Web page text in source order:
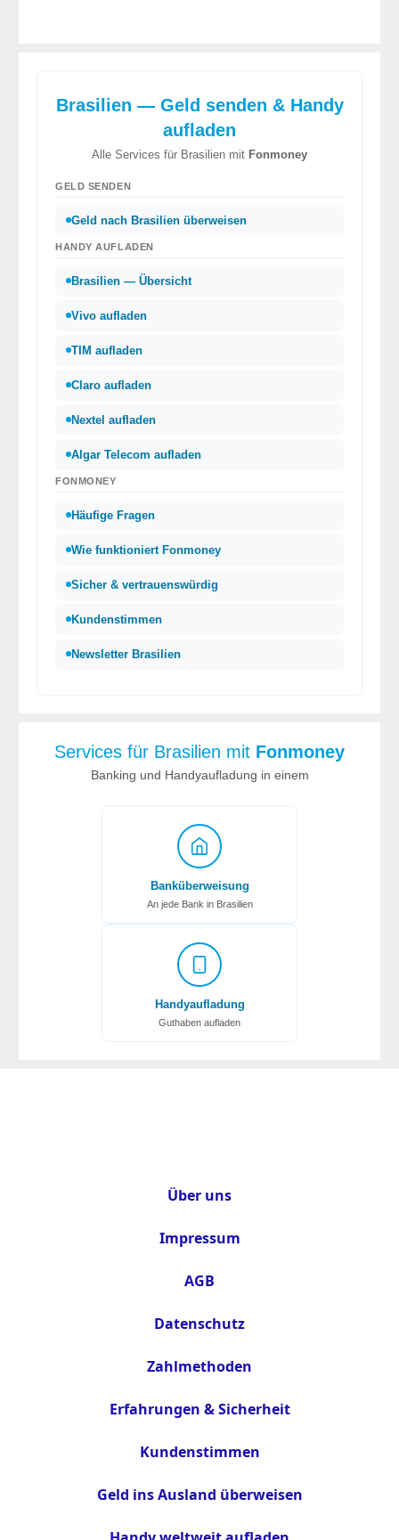
Brasilien — Geld senden & Handy
aufladen
Alle Services für Brasilien mit Fonmoney
GELD SENDEN
Geld nach Brasilien überweisen
HANDY AUFLADEN
Brasilien — Übersicht
Vivo aufladen
TIM aufladen
Claro aufladen
Nextel aufladen
Algar Telecom aufladen
FONMONEY
Häufige Fragen
Wie funktioniert Fonmoney
Sicher & vertrauenswürdig
Kundenstimmen
Newsletter Brasilien
Services für Brasilien mit Fonmoney
Banking und Handyaufladung in einem
Banküberweisung
An jede Bank in Brasilien
Handyaufladung
Guthaben aufladen
Über uns
Impressum
AGB
Datenschutz
Zahlmethoden
Erfahrungen & Sicherheit
Kundenstimmen
Geld ins Ausland überweisen